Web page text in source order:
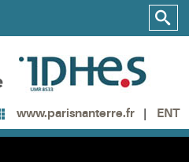
www.parisnanterre.fr ENT